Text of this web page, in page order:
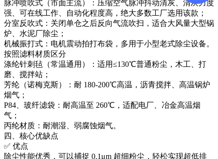
脉冲喷吹式（市面主流）：压缩空气脉冲抖动清灰、清灰力度
强、可在线工作、自动化程度高，绝大多数工厂选用该款；
分室反吹式：关闭单仓之后反向气流吹扫，适合大风量大型锅
炉、水泥厂除尘；
机械振打式：电机震动拍打布袋，多用于小型老式除尘设备。
按照滤料材质区分
涤纶针刺毡（常温通用）：适用≤130℃普通粉尘，木工、打
磨、搅拌站；
芳纶（诺梅克斯）：耐 180‑200℃高温，沥青搅拌、高温锅炉
烟气；
P84、玻纤滤袋：耐高温至 260℃，适配电厂、冶金高温烟
气；
丙纶材质：耐潮湿、弱腐蚀烟气。
四、核心优缺点
✅ 优点
除尘性能优秀，可以捕捉 0.1μm 超细粉尘，轻松实现超低排